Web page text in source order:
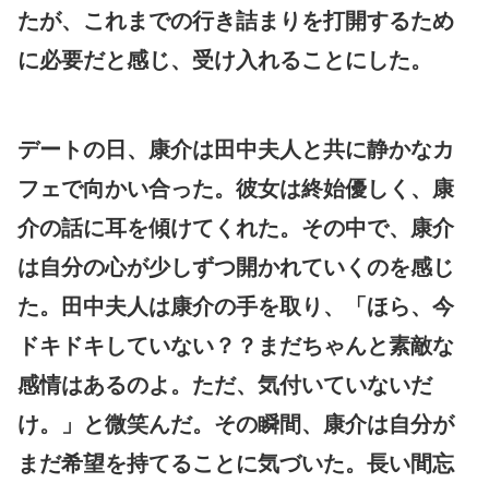
たが、これまでの行き詰まりを打開するため
に必要だと感じ、受け入れることにした。
デートの日、康介は田中夫人と共に静かなカ
フェで向かい合った。彼女は終始優しく、康
介の話に耳を傾けてくれた。その中で、康介
は自分の心が少しずつ開かれていくのを感じ
た。田中夫人は康介の手を取り、「ほら、今
ドキドキしていない？？まだちゃんと素敵な
感情はあるのよ。ただ、気付いていないだ
け。」と微笑んだ。その瞬間、康介は自分が
まだ希望を持てることに気づいた。長い間忘